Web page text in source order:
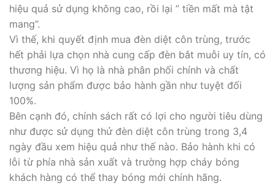
hiệu quả sử dụng không cao, rồi lại ” tiền mất mà tật
mang”.
Vì thế, khi quyết định mua đèn diệt côn trùng, trước
hết phải lựa chọn nhà cung cấp đèn bắt muỗi uy tín, có
thương hiệu. Vì họ là nhà phân phối chính và chất
lượng sản phẩm được bảo hành gần như tuyệt đối
100%.
Bên cạnh đó, chính sách rất có lợi cho người tiêu dùng
như được sử dụng thử đèn diệt côn trùng trong 3,4
ngày đầu xem hiệu quả như thế nào. Bảo hành khi có
lỗi từ phía nhà sản xuất và trường hợp cháy bóng
khách hàng có thể thay bóng mới chính hãng.